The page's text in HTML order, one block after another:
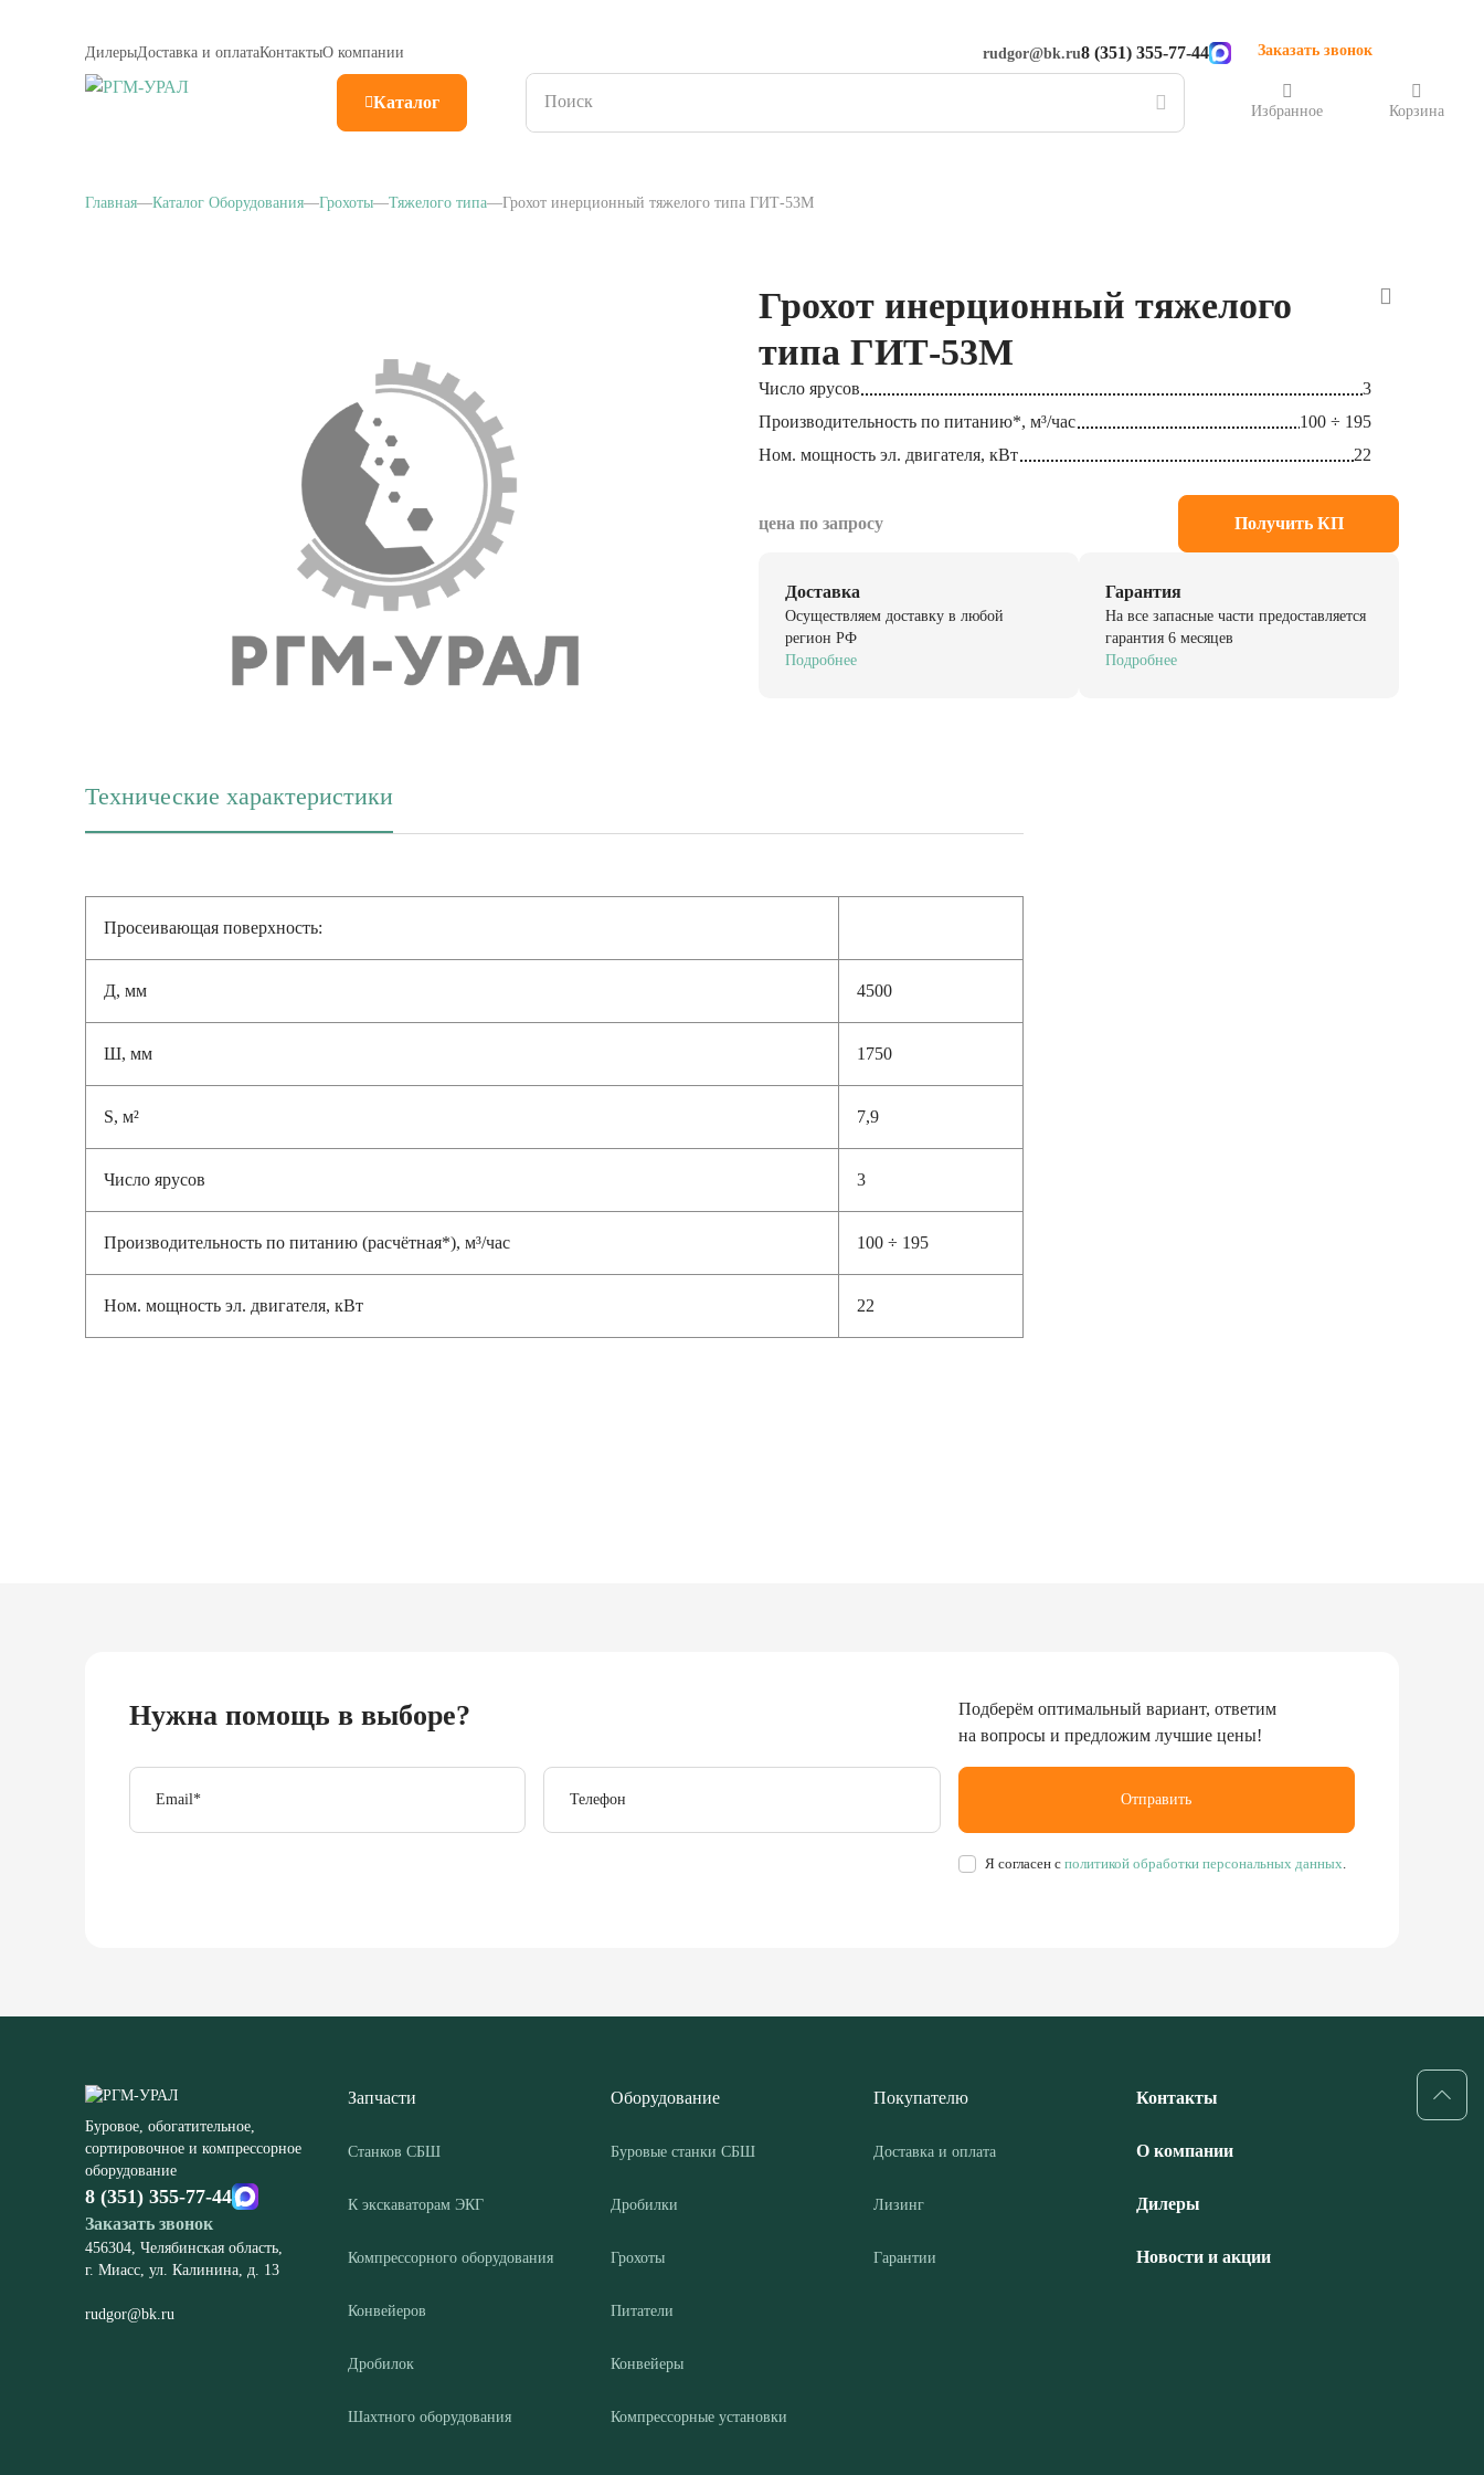
ДилерыДоставка и оплатаКонтактыО компании rudgor@bk.ru8 (351) 355-77-44 Заказать звонок
Каталог Избранное Корзина
Главная Каталог Оборудования Грохоты Тяжелого типа Грохот инерционный тяжелого типа ГИТ-53М
Грохот инерционный тяжелого
типа ГИТ-53М
Число ярусов
3
Производительность по питанию*, м³/час
100 ÷ 195
Ном. мощность эл. двигателя, кВт
22
цена по запросу Получить КП
Доставка
Осуществляем доставку в любой
регион РФ
Подробнее
Гарантия
На все запасные части предоставляется
гарантия 6 месяцев
Подробнее
Технические характеристики
(активная вкладка)
Просеивающая поверхность:
Д, мм 4500
Ш, мм 1750
S, м² 7,9
Число ярусов 3
Производительность по питанию (расчётная*), м³/час 100 ÷ 195
Ном. мощность эл. двигателя, кВт 22
Нужна помощь в выборе?
Email* Телефон
Я согласен сполитикой обработки персональных данных
Отправить
Подберём оптимальный вариант, ответим
на вопросы и предложим лучшие цены!
Буровое, обогатительное,
сортировочное и компрессорное
оборудование
8 (351) 355-77-44
Заказать звонок
456304, Челябинская область,
г. Миасс, ул. Калинина, д. 13
rudgor@bk.ru
Запчасти
Станков СБШ
К экскаваторам ЭКГ
Компрессорного оборудования
Конвейеров
Дробилок
Шахтного оборудования
Оборудование
Буровые станки СБШ
Дробилки
Грохоты
Питатели
Конвейеры
Компрессорные установки
Покупателю
Доставка и оплата
Лизинг
Гарантии
Контакты
О компании
Дилеры
Новости и акции